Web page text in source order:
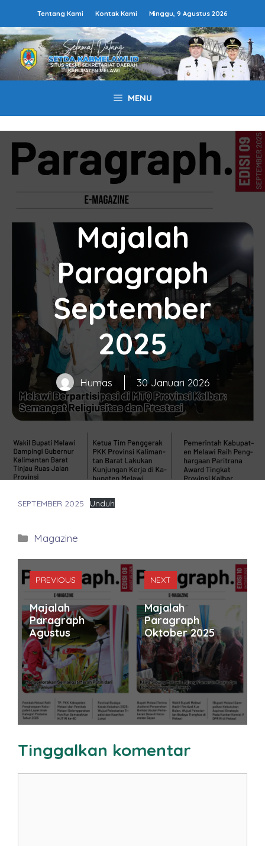
isi
Tentang Kami Kontak Kami Minggu, 9 Agustus 2026
MENU
Majalah
Paragraph
September
2025
Humas 30 Januari 2026
SEPTEMBER 2025 Unduh
Kategori
Magazine
PREVIOUS
Majalah
Paragraph
Agustus
NEXT
Majalah
Paragraph
Oktober 2025
Tinggalkan komentar